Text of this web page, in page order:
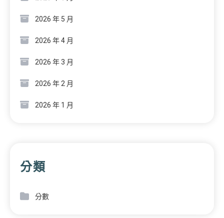
2026 年 5 月
2026 年 4 月
2026 年 3 月
2026 年 2 月
2026 年 1 月
分類
分數